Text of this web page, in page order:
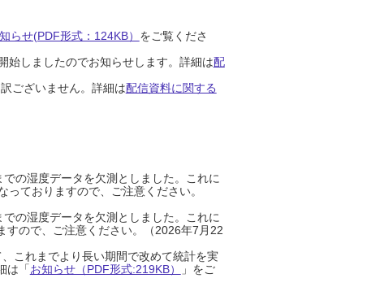
らせ(PDF形式：124KB） をご覧くださ
始しましたのでお知らせします。詳細は配
ございません。詳細は配信資料に関する
の湿度データを欠測としました。これに
ておりますので、ご注意ください。
の湿度データを欠測としました。これに
すので、ご注意ください。（2026年7月22
これまでより長い期間で改めて統計を実
は「お知らせ（PDF形式:219KB）
」をご